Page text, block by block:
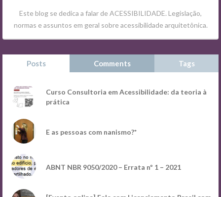
Este blog se dedica a falar de ACESSIBILIDADE. Legislação,
normas e assuntos em geral sobre acessibilidade arquitetônica.
Posts Comments Tags
Curso Consultoria em Acessibilidade: da teoria à
prática
E as pessoas com nanismo?*
ABNT NBR 9050/2020 – Errata nº 1 – 2021